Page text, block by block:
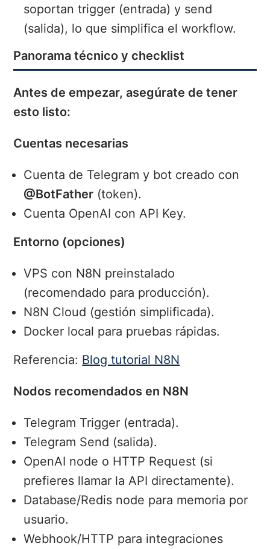
soportan trigger (entrada) y send
(salida), lo que simplifica el workflow.
Panorama técnico y checklist
Antes de empezar, asegúrate de tener
esto listo:
Cuentas necesarias
Cuenta de Telegram y bot creado con
@BotFather (token).
Cuenta OpenAI con API Key.
Entorno (opciones)
VPS con N8N preinstalado
(recomendado para producción).
N8N Cloud (gestión simplificada).
Docker local para pruebas rápidas.
Referencia: Blog tutorial N8N
Nodos recomendados en N8N
Telegram Trigger (entrada).
Telegram Send (salida).
OpenAI node o HTTP Request (si
prefieres llamar la API directamente).
Database/Redis node para memoria por
usuario.
Webhook/HTTP para integraciones